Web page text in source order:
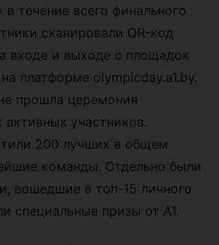
течение всего финального
сканировали QR-код
входе и выходе с площадок
платформе olympicday.a1.by.
прошла церемония
участников.
200 лучших в общем
команды. Отдельно были
вошедшие в топ-15 личного
специальные призы от А1.